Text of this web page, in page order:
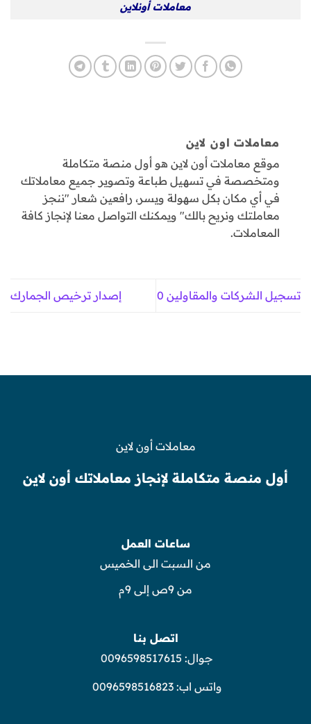
معاملات أونلاين
معاملات اون لاين
موقع معاملات أون لاين هو أول منصة متكاملة
ومتخصصة في تسهيل طباعة وتصوير جميع معاملاتك
في أي مكان بكل سهولة ويسر، رافعين شعار "ننجز
معاملتك ونريح بالك" ويمكنك التواصل معنا لإنجاز كافة
المعاملات.
تسجيل الشركات والمقاولين 0 إصدار ترخيص الجمارك
معاملات أون لاين
أول منصة متكاملة لإنجاز معاملاتك أون لاين
ساعات العمل
من السبت الى الخميس
من 9ص إلى 9م
اتصل بنا
جوال: 0096598517615
واتس اب:0096598516823